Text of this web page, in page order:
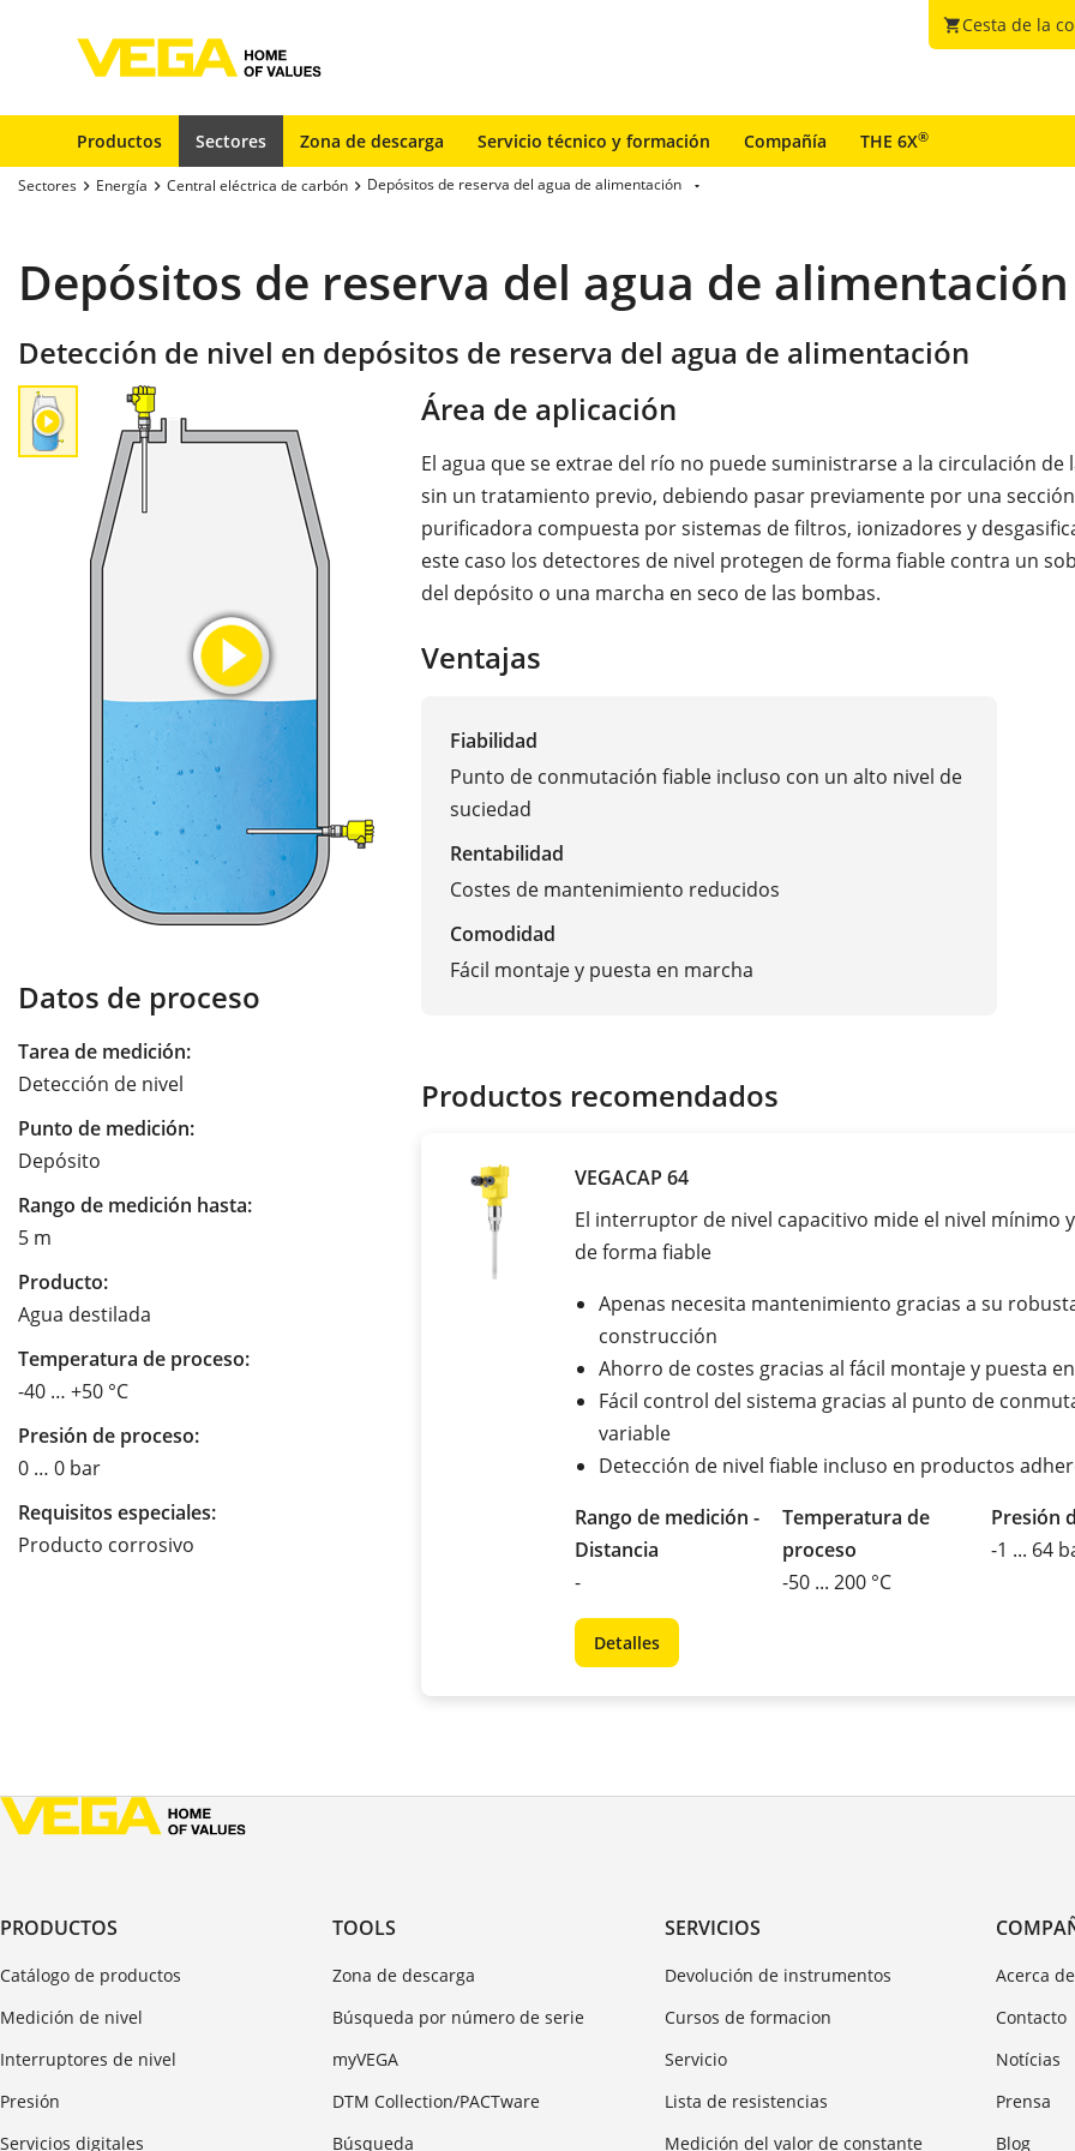
shopping_cartCesta de la
Productos Sectores Zona de descarga Servicio técnico y formación Compañía THE 6X®
Sectores Energía Central eléctrica de carbón Depósitos de reserva del agua de alimentación
Depósitos de reserva del agua de alimentación
Detección de nivel en depósitos de reserva del agua de alimentación
Datos de proceso
Tarea de medición:
Detección de nivel
Punto de medición:
Depósito
Rango de medición hasta:
5 m
Producto:
Agua destilada
Temperatura de proceso:
-40 … +50 °C
Presión de proceso:
0 … 0 bar
Requisitos especiales:
Producto corrosivo
Área de aplicación
El agua que se extrae del río no puede suministrarse a la circulación de
sin un tratamiento previo, debiendo pasar previamente por una sección
purificadora compuesta por sistemas de filtros, ionizadores y
este caso los detectores de nivel protegen de forma fiable contra un
del depósito o una marcha en seco de las bombas.
Ventajas
Fiabilidad
Punto de conmutación fiable incluso con un alto nivel de
suciedad
Rentabilidad
Costes de mantenimiento reducidos
Comodidad
Fácil montaje y puesta en marcha
Productos recomendados
VEGACAP 64
El interruptor de nivel capacitivo mide el nivel mínimo
de forma fiable
Apenas necesita mantenimiento gracias a su
construcción
Ahorro de costes gracias al fácil montaje y puesta
Fácil control del sistema gracias al punto de
variable
Detección de nivel fiable incluso en productos
Rango de medición -
Distancia
-
Temperatura de
proceso
-50 ... 200 °C
Presión
-1 ... 64
Detalles
PRODUCTOS
Catálogo de productos
Medición de nivel
Interruptores de nivel
Presión
Servicios digitales
TOOLS
Zona de descarga
Búsqueda por número de serie
myVEGA
DTM Collection/PACTware
Búsqueda
SERVICIOS
Devolución de instrumentos
Cursos de formacion
Servicio
Lista de resistencias
Medición del valor de constante
Acerca
Contacto
Notícias
Prensa
Blog